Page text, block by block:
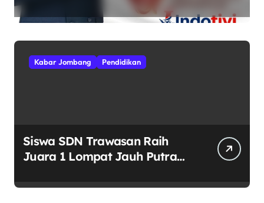
Kebhinekaan
Kabar Jombang Pendidikan
Siswa SDN Trawasan Raih
Juara 1 Lompat Jauh Putra
di HUT RI ke-81